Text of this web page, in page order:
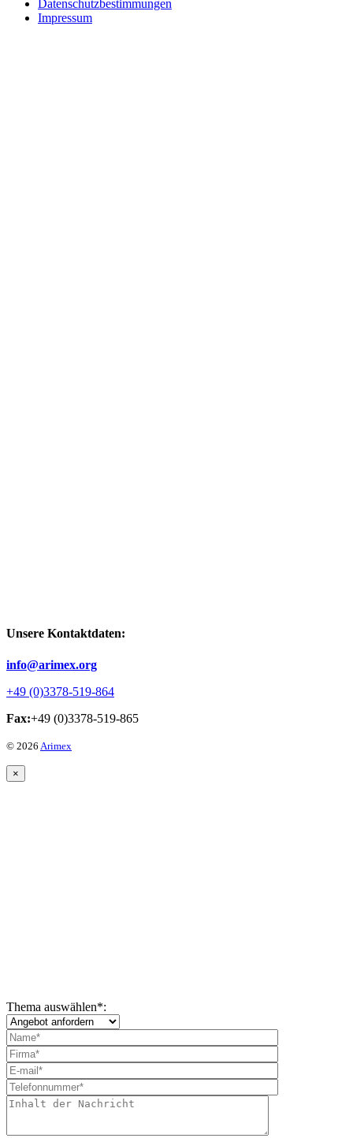
Datenschutzbestimmungen
Impressum
Unsere Kontaktdaten:
info@arimex.org
+49 (0)3378-519-864
Fax:+49 (0)3378-519-865
© 2026 Arimex
×
Thema auswählen*: